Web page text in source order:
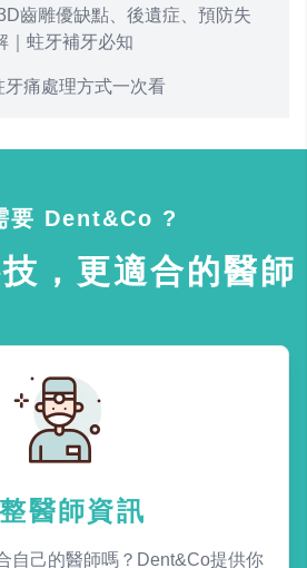
齒雕優缺點、後遺症、預防失
｜蛀牙補牙必知
痛處理方式一次看
要 Dent&Co ?
，更適合的醫師
醫師資訊
自己的醫師嗎？Dent&Co提供你